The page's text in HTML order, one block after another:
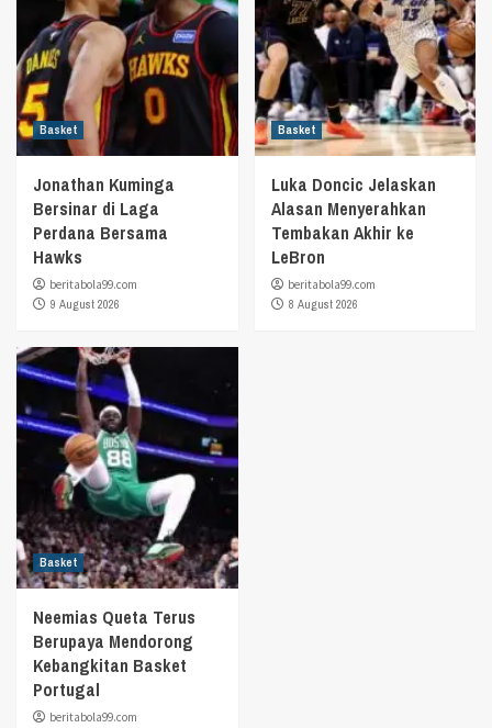
Basket
Jonathan Kuminga
Bersinar di Laga
Perdana Bersama
Hawks
beritabola99.com
9 August 2026
Basket
Luka Doncic Jelaskan
Alasan Menyerahkan
Tembakan Akhir ke
LeBron
beritabola99.com
8 August 2026
Basket
Neemias Queta Terus
Berupaya Mendorong
Kebangkitan Basket
Portugal
beritabola99.com